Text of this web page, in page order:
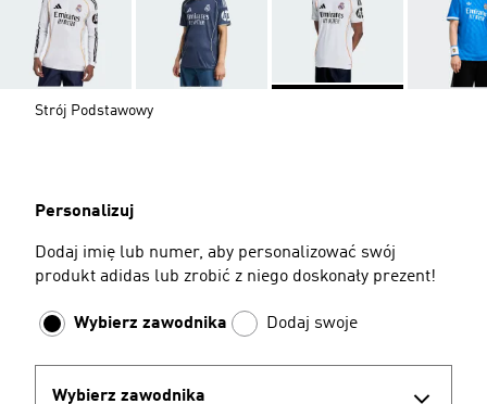
Strój Podstawowy
Personalizuj
Dodaj imię lub numer, aby personalizować swój
produkt adidas lub zrobić z niego doskonały prezent!
Wybierz zawodnika Dodaj swoje
Wybierz zawodnika